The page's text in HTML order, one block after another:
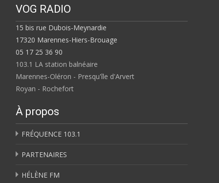
VOG RADIO
15 bis rue Dubois-Meynardie
17320 Marennes-Hiers-Brouage
05 17 25 36 90
103.1 LA station balnéaire
Marennes-Oléron - Presqu'île d'Arvert
Royan - Rochefort
À propos
FRÉQUENCE 103.1
PARTENAIRES
HÉLÈNE FM